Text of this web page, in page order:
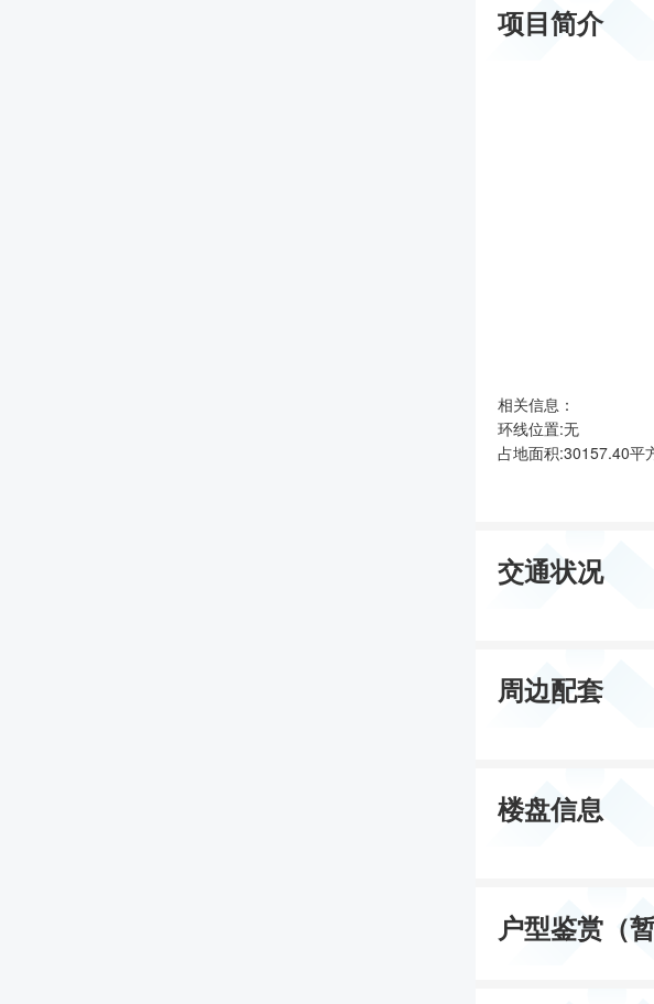
项目简介
相关信息：
环线位置:无
占地面积:30157.40平
开发商:吴江市华天房
交通状况
周边配套
楼盘信息
户型鉴赏（暂